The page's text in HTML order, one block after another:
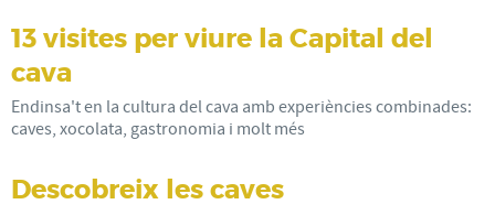
13 visites per viure la Capital del
cava
Endinsa't en la cultura del cava amb experiències combinades:
caves, xocolata, gastronomia i molt més
Descobreix les caves